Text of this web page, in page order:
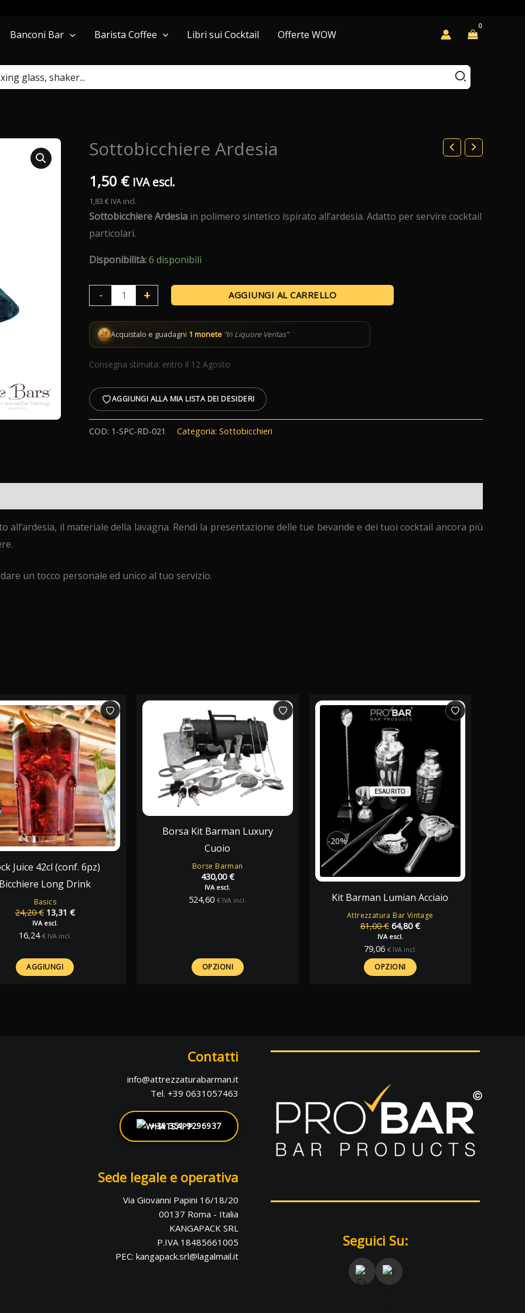
Banconi Bar Barista Coffee Libri sui Cocktail Offerte WOW
Sottobicchiere Ardesia
1,50 € IVA escl.
1,83 € IVA incl.
Sottobicchiere Ardesia in polimero sintetico ispirato all’ardesia. Adatto per servire cocktail
particolari.
Disponibilità:6 disponibili
-
Sottobicchiere
Ardesia
quantità
+ AGGIUNGI AL CARRELLO
Acquistalo e guadagni 1 monete “In Liquore Veritas”
Consegna stimata: entro il 12 Agosto
AGGIUNGI ALLA MIA LISTA DEI DESIDERI
COD: 1-SPC-RD-021 Categoria: Sottobicchieri
all’ardesia, il materiale della lavagna. Rendi la presentazione delle tue bevande e dei tuoi cocktail ancora più
un tocco personale ed unico al tuo servizio.
Basics
Juice 42cl (conf. 6pz)
Bicchiere Long Drink
24,20€ Il
prezzo
originale
13,31 €Il
IVA escl.
16,24 € IVA incl.
AGGIUNGI
Borse Barman
Borsa Kit Barman Luxury
Cuoio
430,00€
IVA escl.
524,60€ IVA incl.
OPZIONI
-20%
ESAURITO
-20%
Attrezzatura Bar Vintage
Kit Barman Lumian Acciaio
81,00€ Il
prezzo
originale
era:
81,00 €.
64,80€Il
IVA escl.
79,06 € IVA incl.
OPZIONI
Contatti
info@attrezzaturabarman.it
Tel. +39 0631057463
+39 351 9296937
Sede legale e operativa
Via Giovanni Papini 16/18/20
00137 Roma - Italia
KANGAPACK SRL
P.IVA 18485661005
PEC: kangapack.srl@lagalmail.it
Seguici Su: